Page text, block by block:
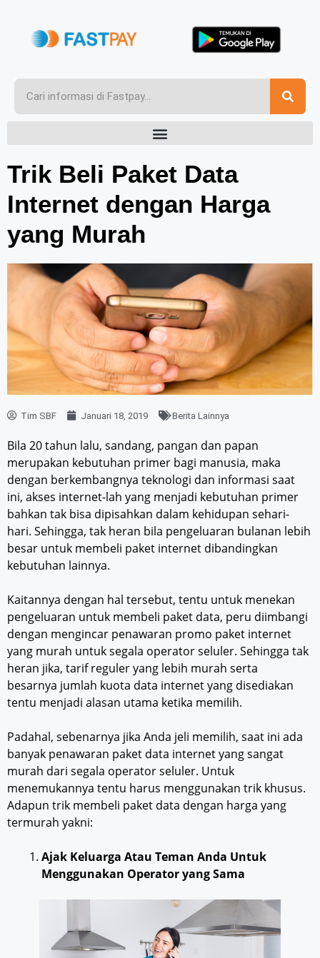
Trik Beli Paket Data
Internet dengan Harga
yang Murah
Tim SBF Januari 18, 2019 Berita Lainnya
Bila 20 tahun lalu, sandang, pangan dan papan
merupakan kebutuhan primer bagi manusia, maka
dengan berkembangnya teknologi dan informasi saat
ini, akses internet-lah yang menjadi kebutuhan primer
bahkan tak bisa dipisahkan dalam kehidupan sehari-
hari. Sehingga, tak heran bila pengeluaran bulanan lebih
besar untuk membeli paket internet dibandingkan
kebutuhan lainnya.
Kaitannya dengan hal tersebut, tentu untuk menekan
pengeluaran untuk membeli paket data, peru diimbangi
dengan mengincar penawaran promo paket internet
yang murah untuk segala operator seluler. Sehingga tak
heran jika, tarif reguler yang lebih murah serta
besarnya jumlah kuota data internet yang disediakan
tentu menjadi alasan utama ketika memilih.
Padahal, sebenarnya jika Anda jeli memilih, saat ini ada
banyak penawaran paket data internet yang sangat
murah dari segala operator seluler. Untuk
menemukannya tentu harus menggunakan trik khusus.
Adapun trik membeli paket data dengan harga yang
termurah yakni:
Ajak Keluarga Atau Teman Anda Untuk
Menggunakan Operator yang Sama